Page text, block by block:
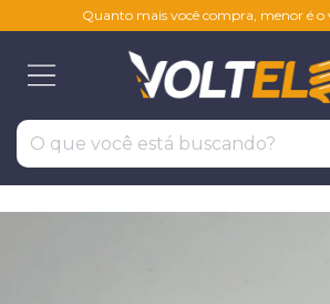
Quanto mais você compra, menor é o